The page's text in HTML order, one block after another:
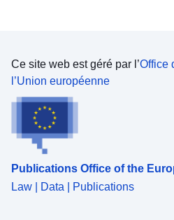
Ce site web est géré par l’Office
l’Union européenne
Publications Office of the
Law | Data | Publications